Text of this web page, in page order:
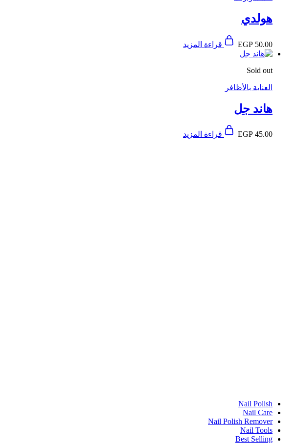
هولدي
EGP 50.00 قراءة المزيد
Sold out
العناية بالأظافر
هاند جل
EGP 45.00 قراءة المزيد
Nail Polish
Nail Care
Nail Polish Remover
Nail Tools
Best Selling